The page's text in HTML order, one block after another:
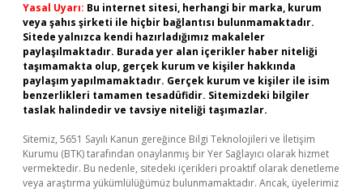
Yasal Uyarı: Bu internet sitesi, herhangi bir marka, kurum
veya şahıs şirketi ile hiçbir bağlantısı bulunmamaktadır.
Sitede yalnızca kendi hazırladığımız makaleler
paylaşılmaktadır. Burada yer alan içerikler haber niteliği
taşımamakta olup, gerçek kurum ve kişiler hakkında
paylaşım yapılmamaktadır. Gerçek kurum ve kişiler ile isim
benzerlikleri tamamen tesadüfidir. Sitemizdeki bilgiler
taslak halindedir ve tavsiye niteliği taşımazlar.
Sitemiz, 5651 Sayılı Kanun gereğince Bilgi Teknolojileri ve İletişim
Kurumu (BTK) tarafından onaylanmış bir Yer Sağlayıcı olarak hizmet
vermektedir. Bu nedenle, sitedeki içerikleri proaktif olarak denetleme
veya araştırma yükümlülüğümüz bulunmamaktadır. Ancak, üyelerimiz